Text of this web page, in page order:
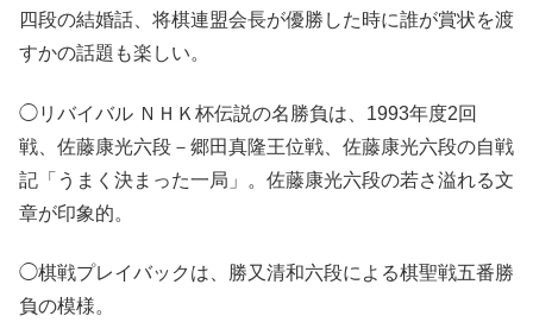
四段の結婚話、将棋連盟会長が優勝した時に誰が賞状を渡
すかの話題も楽しい。
◯リバイバル ＮＨＫ杯伝説の名勝負は、1993年度2回
戦、佐藤康光六段－郷田真隆王位戦、佐藤康光六段の自戦
記「うまく決まった一局」。佐藤康光六段の若さ溢れる文
章が印象的。
◯棋戦プレイバックは、勝又清和六段による棋聖戦五番勝
負の模様。